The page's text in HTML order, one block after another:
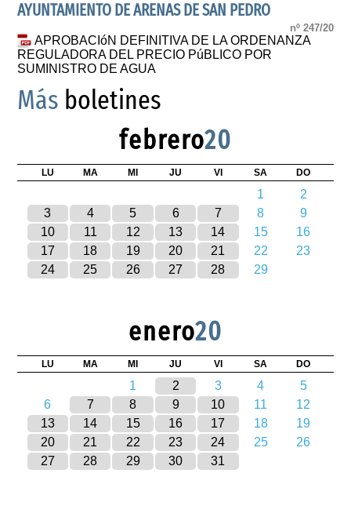
AYUNTAMIENTO DE ARENAS DE SAN PEDRO
nº 247/20
APROBACIóN DEFINITIVA DE LA ORDENANZA
REGULADORA DEL PRECIO PúBLICO POR
SUMINISTRO DE AGUA
Más boletines
febrero20
LU MA MI JU VI SA DO
1
2
3
4 5 6 7 8
9
10
11 12 13 14 15
16
17
18 19 20 21 22
23
24
25 26 27 28 29
enero20
LU MA MI JU VI SA DO
1 2 3 4
5
6
7 8 9 10 11
12
13
14 15 16 17 18
19
20
21 22 23 24 25
26
27
28 29 30 31